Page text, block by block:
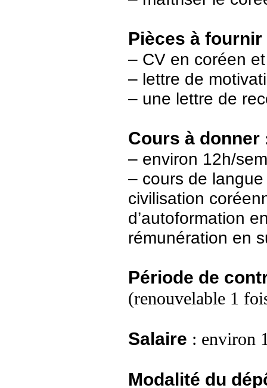
Pièces à fournir
– CV en coréen
– lettre de
– une lettre de
Cours à donner
– environ 12h/
– cours de
civilisation
d’autoformation
rémunération en
Période de
(renouvelable 1
Salaire : environ
Modalité du